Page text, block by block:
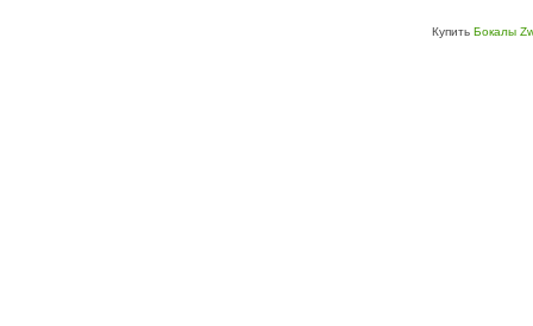
Купить Бокалы